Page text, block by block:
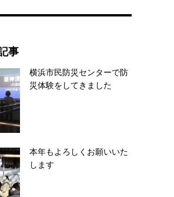
事
横浜市民防災センターで防
災体験をしてきました
本年もよろしくお願いいた
します